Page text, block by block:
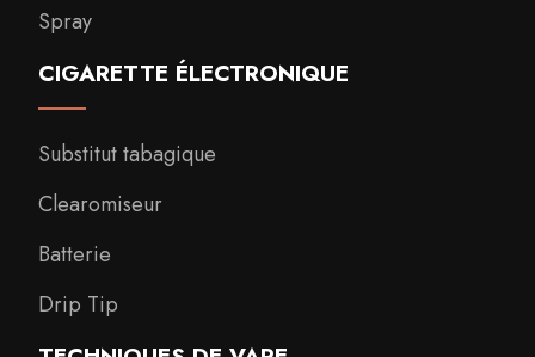
Spray
CIGARETTE ÉLECTRONIQUE
Substitut tabagique
Clearomiseur
Batterie
Drip Tip